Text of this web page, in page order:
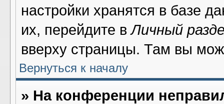
настройки хранятся в базе
их, перейдите вЛичный
вверху страницы. Там вы
Вернуться к началу
» На конференции